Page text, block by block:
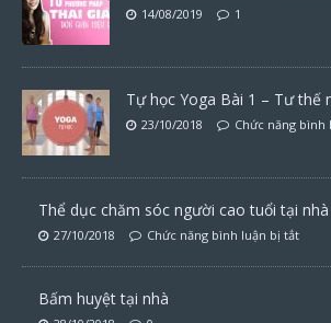
14/08/2019 1
Tự học Yoga Bài 1 – Tư thế
23/10/2018 Chức năng bình
Thể dục chăm sóc người cao tuổi tại
27/10/2018 Chức năng bình luận bị tắt
Bấm huyệt tại nhà